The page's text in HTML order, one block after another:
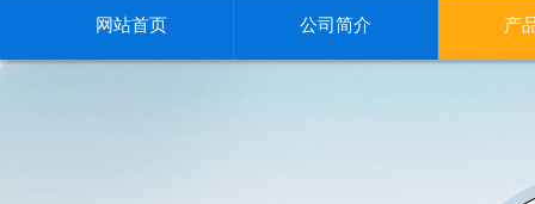
网站首页 公司简介 产